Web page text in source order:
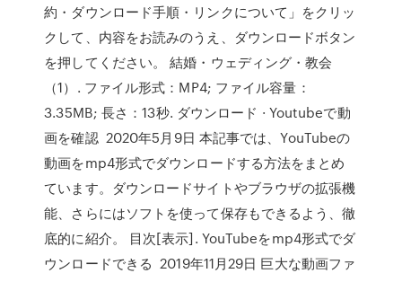
約・ダウンロード手順・リンクについて」をクリッ
クして、内容をお読みのうえ、ダウンロードボタン
を押してください。 結婚・ウェディング・教会
（1）. ファイル形式：MP4; ファイル容量：
3.35MB; 長さ：13秒. ダウンロード · Youtubeで動
画を確認 2020年5月9日 本記事では、YouTubeの
動画をmp4形式でダウンロードする方法をまとめ
ています。ダウンロードサイトやブラウザの拡張機
能、さらにはソフトを使って保存もできるよう、徹
底的に紹介。 目次[表示]. YouTubeをmp4形式でダ
ウンロードできる 2019年11月29日 巨大な動画ファ